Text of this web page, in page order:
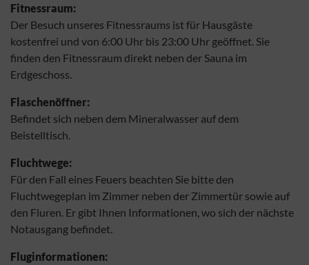
Fitnessraum:
Der Besuch unseres Fitnessraums ist für Hausgäste
kostenfrei und von 6:00 Uhr bis 23:00 Uhr geöffnet. Sie
finden den Fitnessraum direkt neben der Sauna im
Erdgeschoss.
Flaschenöffner:
Befindet sich neben dem Mineralwasser auf dem
Beistelltisch.
Fluchtwege:
Für den Fall eines Feuers beachten Sie bitte den
Fluchtwegeplan im Zimmer neben der Zimmertür sowie auf
den Fluren. Er gibt Ihnen Informationen, wo sich der nächste
Notausgang befindet.
Fluginformationen: